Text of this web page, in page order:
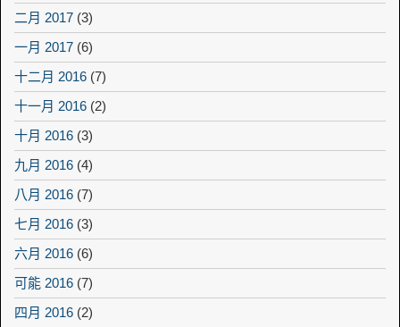
二月 2017 (3)
一月 2017 (6)
十二月 2016 (7)
十一月 2016 (2)
十月 2016 (3)
九月 2016 (4)
八月 2016 (7)
七月 2016 (3)
六月 2016 (6)
可能 2016 (7)
四月 2016 (2)